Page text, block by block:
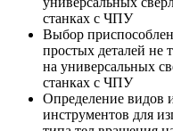
станках с ЧПУ
Выбор
простых деталей не
на универсальных
станках с ЧПУ
Определение видов
инструментов для